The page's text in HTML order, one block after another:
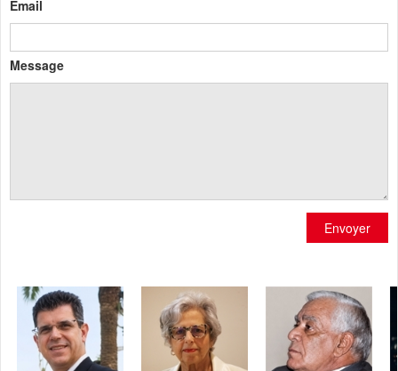
Email
Message
Envoyer